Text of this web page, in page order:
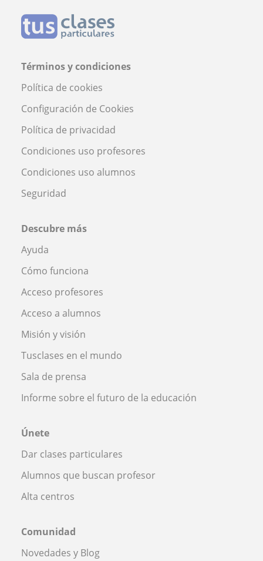
Términos y condiciones
Política de cookies
Configuración de Cookies
Política de privacidad
Condiciones uso profesores
Condiciones uso alumnos
Seguridad
Descubre más
Ayuda
Cómo funciona
Acceso profesores
Acceso a alumnos
Misión y visión
Tusclases en el mundo
Sala de prensa
Informe sobre el futuro de la educación
Únete
Dar clases particulares
Alumnos que buscan profesor
Alta centros
Comunidad
Novedades y Blog